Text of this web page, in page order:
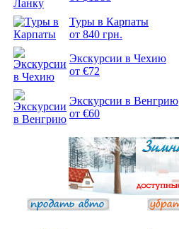
Туры в Карпаты
от 840 грн.
Экскурсии в Чехию
от €72
Экскурсии в Венгрию
от €60